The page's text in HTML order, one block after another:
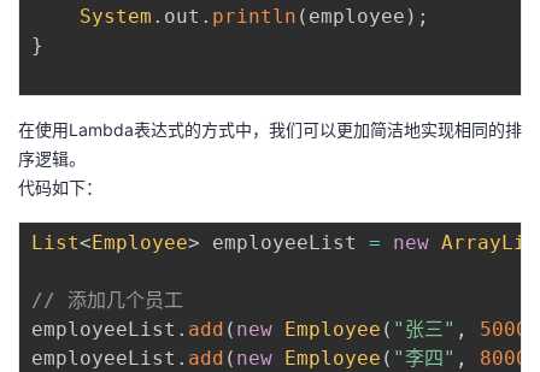
System . out . println ( employee ) ;
}
在使用Lambda表达式的方式中，我们可以更加简洁地实现相同的排
序逻辑。
代码如下：
List< Employee> employeeList = new
// 添加几个员工
employeeList . add ( new Employee ( "张三" , 5000
employeeList . add ( new Employee ( "李四" , 8000